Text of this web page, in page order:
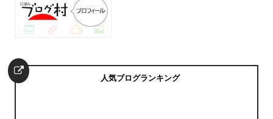
人気ブログランキング